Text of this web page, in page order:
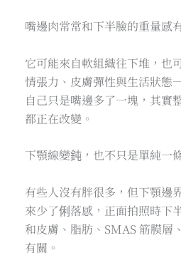
嘴邊肉常常和下半臉的重量感
它可能來自軟組織往下堆，也
情張力、皮膚彈性與生活狀態
自己只是嘴邊多了一塊，其實
都正在改變。
下顎線變鈍，也不只是單純一
有些人沒有胖很多，但下顎邊
來少了俐落感，正面拍照時下
和皮膚、脂肪、SMAS 筋膜層
有關。